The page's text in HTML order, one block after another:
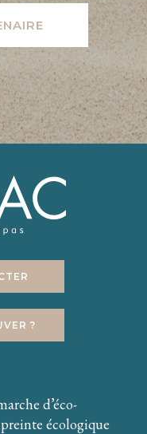
?
d’éco-
écologique